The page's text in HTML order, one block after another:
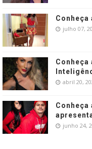
Conheça
julho 07,
abril 20,
junho 24,